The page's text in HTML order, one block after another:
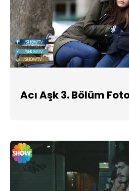
Acı Aşk 3. Bölüm